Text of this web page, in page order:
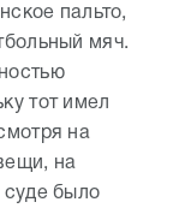
пальто,
мяч.
тот имел
на
на
суде было